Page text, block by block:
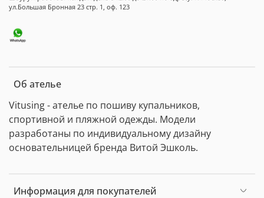
Об ателье
Vitusing - ателье по пошиву купальников,
спортивной и пляжной одежды. Модели
разработаны по индивидуальному дизайну
основательницей бренда Витой Эшколь.
Информация для покупателей
ул.Большая Бронная 23 стр. 1, оф. 123